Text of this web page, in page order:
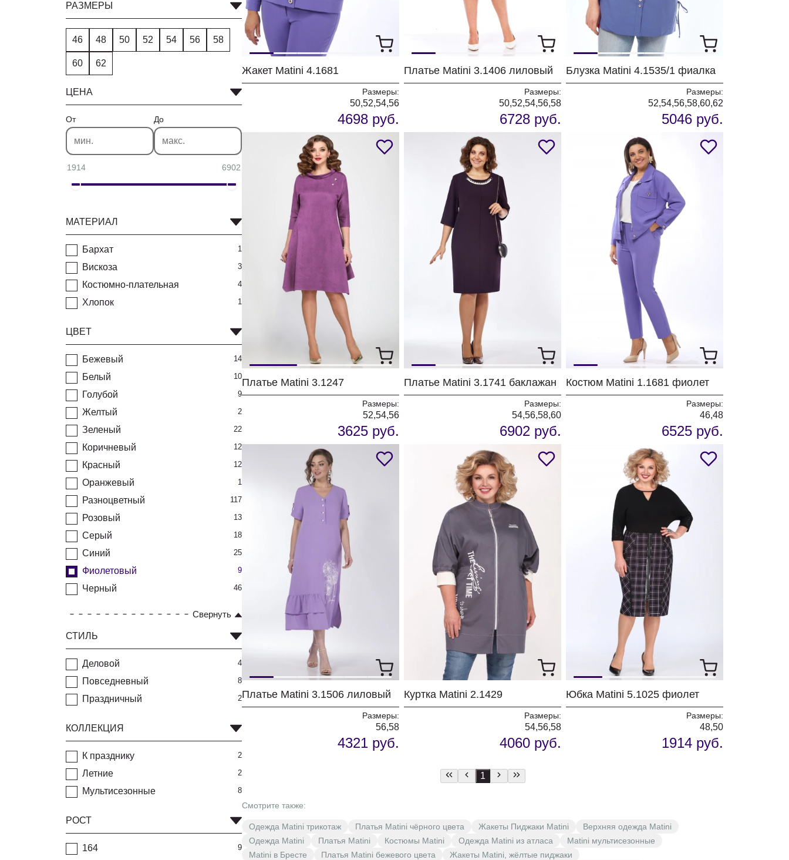
РАЗМЕРЫ
46 48 50 52 54 56 58
60 62
ЦЕНА
От До
1914 6902
МАТЕРИАЛ
Бархат 1
Вискоза 3
Костюмно-плательная 4
Хлопок 1
ЦВЕТ
Бежевый 14
Белый 10
Голубой 9
Желтый 2
Зеленый 22
Коричневый 12
Красный 12
Оранжевый 1
Разноцветный 117
Розовый 13
Серый 18
Синий 25
Фиолетовый 9
Черный 46
Свернуть
СТИЛЬ
Деловой 4
Повседневный 8
Праздничный 2
КОЛЛЕКЦИЯ
К празднику 2
Летние 2
Мультисезонные 8
РОСТ
164 9
Жакет Matini 4.1681
Размеры:
50,52,54,56
4698 руб.
Платье Matini 3.1406 лиловый
Размеры:
50,52,54,56,58
6728 руб.
Блузка Matini 4.1535/1 фиалка
Размеры:
52,54,56,58,60,62
5046 руб.
Платье Matini 3.1247
Размеры:
52,54,56
3625 руб.
Платье Matini 3.1741 баклажан
Размеры:
54,56,58,60
6902 руб.
Костюм Matini 1.1681 фиолет
Размеры:
46,48
6525 руб.
Платье Matini 3.1506 лиловый
Размеры:
56,58
4321 руб.
Куртка Matini 2.1429
Размеры:
54,56,58
4060 руб.
Юбка Matini 5.1025 фиолет
Размеры:
48,50
1914 руб.
1
Смотрите также:
Одежда Matini трикотаж Платья Matini чёрного цвета Жакеты Пиджаки Matini
Верхняя одежда Matini
Одежда Matini
Платья Matini Костюмы Matini Одежда Matini из атласа
Matini мультисезонные
Matini в Бресте
Платья Matini бежевого цвета
Жакеты Matini, жёлтые пиджаки